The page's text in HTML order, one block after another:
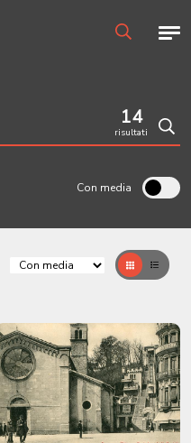
14
risultati
Con media
GrigliaTable